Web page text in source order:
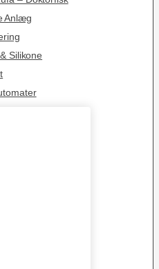
Anlæg
Silikone